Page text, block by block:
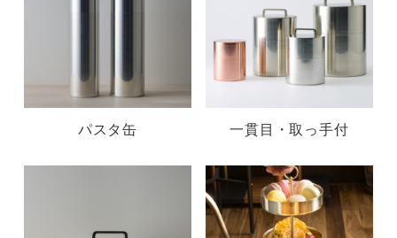
パスタ缶 一貫目・取っ手付